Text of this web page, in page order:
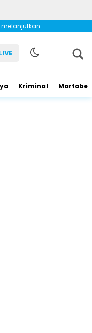
melanjutkan
Kriminal Martabe